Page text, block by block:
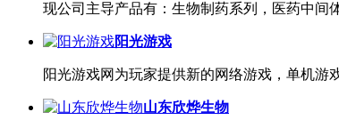
现公司主导产品有：生物制药系列，医药中间
阳光游戏
阳光游戏网为玩家提供新的网络游戏，单机
山东欣烨生物